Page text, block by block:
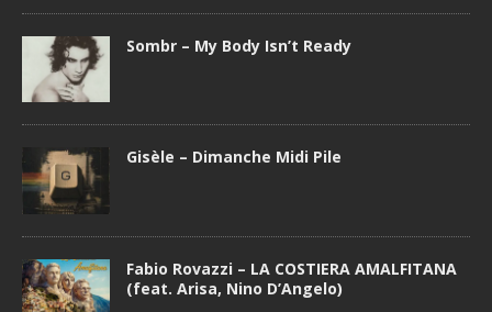
Sombr – My Body Isn’t Ready
Gisèle – Dimanche Midi Pile
Fabio Rovazzi – LA COSTIERA AMALFITANA
(feat. Arisa, Nino D’Angelo)